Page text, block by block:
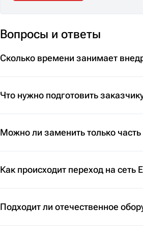
Вопросы и ответы
Сколько времени занимает
Что нужно подготовить
Можно ли заменить только
Как происходит переход на сеть
Подходит ли отечественное